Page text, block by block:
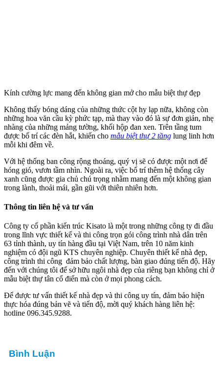
Kính cường lực mang đến không gian mở cho mẫu biệt thự đẹp
Không thấy bóng dáng của những thức cột hy lạp nữa, không còn
những hoa văn cầu kỳ phức tạp, mà thay vào đó là sự đơn giản, nhẹ
nhàng của những mảng tường, khối hộp đan xen. Trên tầng tum
được bố trí các đèn hắt, khiến cho mẫu biệt thự 2 tầng lung linh hơn
mỗi khi đêm về.
Với hệ thống ban công rộng thoáng, quý vị sẽ có được một nơi để
hóng gió, vươn tầm nhìn. Ngoài ra, việc bố trí thêm hệ thống cây
xanh cũng được gia chủ chú trọng nhằm mang đến một không gian
trong lành, thoải mái, gần gũi với thiên nhiên hơn.
Thông tin liên hệ và tư vấn
Công ty cổ phần kiến trúc Kisato là một trong những công ty đi đầu
trong lĩnh vực thiết kế và thi công trọn gói công trình nhà dân trên
63 tỉnh thành, uy tín hàng đầu tại Việt Nam, trên 10 năm kinh
nghiệm có đội ngũ KTS chuyên nghiệp. Chuyên thiết kế nhà đẹp,
công trình thi công đảm bảo chất lượng, bàn giao đúng tiến độ. Hãy
đến với chúng tôi để sở hữu ngôi nhà đẹp của riêng bạn không chỉ ở
mẫu biệt thự tân cổ điển mà còn ở mọi phong cách.
Để được tư vấn thiết kế nhà đẹp và thi công uy tín, đảm bảo hiện
thực hóa đúng bản vẽ và tiến độ, mời quý khách hàng liên hệ:
hotline 096.345.9288.
Bình Luận